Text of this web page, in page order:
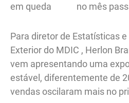
em queda no mês
Para diretor de Estatísticas
Exterior do MDIC , Herlon
vem apresentando uma
estável, diferentemente de
vendas oscilaram mais no